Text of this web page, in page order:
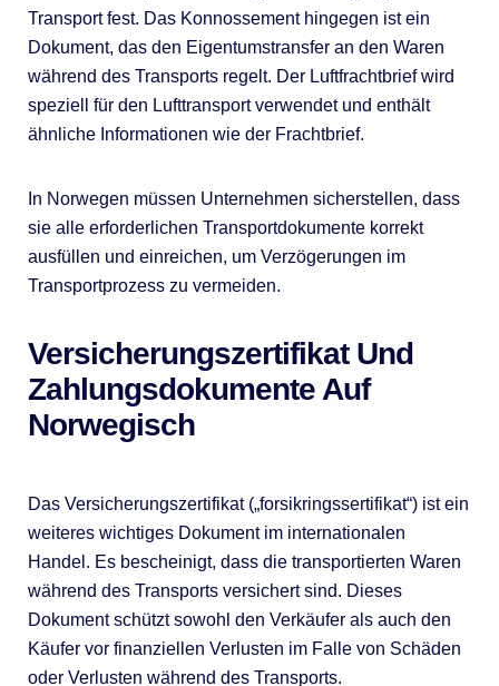
Transport fest. Das Konnossement hingegen ist ein
Dokument, das den Eigentumstransfer an den Waren
während des Transports regelt. Der Luftfrachtbrief wird
speziell für den Lufttransport verwendet und enthält
ähnliche Informationen wie der Frachtbrief.
In Norwegen müssen Unternehmen sicherstellen, dass
sie alle erforderlichen Transportdokumente korrekt
ausfüllen und einreichen, um Verzögerungen im
Transportprozess zu vermeiden.
Versicherungszertifikat Und
Zahlungsdokumente Auf
Norwegisch
Das Versicherungszertifikat („forsikringssertifikat“) ist ein
weiteres wichtiges Dokument im internationalen
Handel. Es bescheinigt, dass die transportierten Waren
während des Transports versichert sind. Dieses
Dokument schützt sowohl den Verkäufer als auch den
Käufer vor finanziellen Verlusten im Falle von Schäden
oder Verlusten während des Transports.